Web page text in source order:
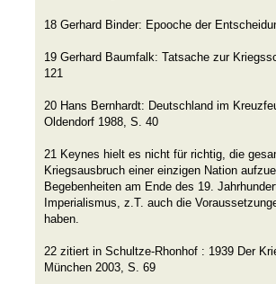
18 Gerhard Binder: Epooche der
19 Gerhard Baumfalk: Tatsache zur
121
20 Hans Bernhardt: Deutschland im
Oldendorf 1988, S. 40
21 Keynes hielt es nicht für richtig, die
Kriegsausbruch einer einzigen Nation
Begebenheiten am Ende des 19.
Imperialismus, z.T. auch die
haben.
22 zitiert in Schultze-Rhonhof : 1939 Der
München 2003, S. 69